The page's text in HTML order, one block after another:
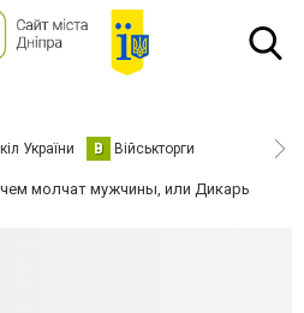
України В Військторги
молчат мужчины, или Дикарь